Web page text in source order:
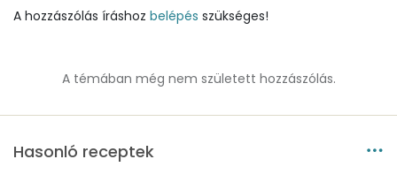
Lut-zea
Összesen 782 kcal
A hozzászólás íráshoz belépés szükséges!
A témában még nem született hozzászólás.
Hasonló receptek